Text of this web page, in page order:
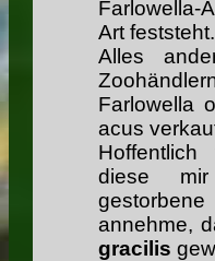
Farlowella-
Art feststeht.
Alles
Farlowella
acus
diese
annehme,
gracilis